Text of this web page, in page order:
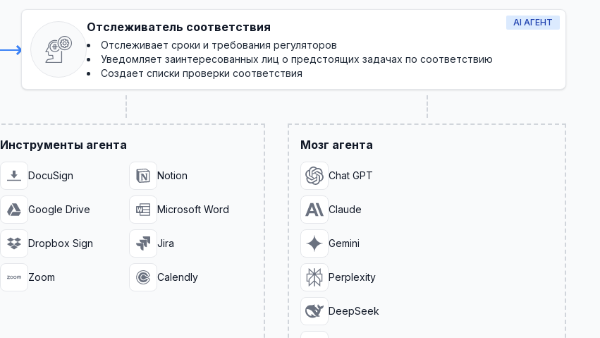
AI АГЕНТ
Отслеживатель соответствия
Отслеживает сроки и требования регуляторов
Уведомляет заинтересованных лиц о предстоящих задачах по соответствию
Создает списки проверки соответствия
Инструменты агента
DocuSign Notion
Google Drive Microsoft Word
Dropbox Sign Jira
Zoom Calendly
Мозг агента
Chat GPT
Claude
Gemini
Perplexity
DeepSeek